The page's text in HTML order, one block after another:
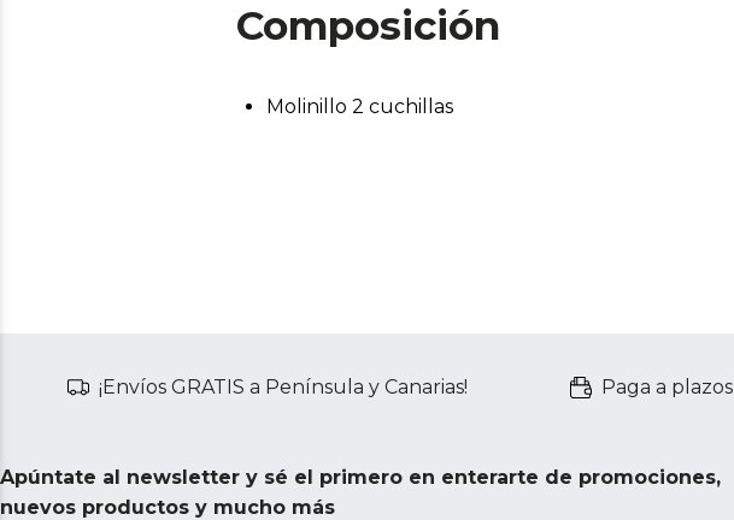
Composición
Molinillo 2 cuchillas
¡Envíos GRATIS a Península y Canarias! Paga a plazos
Apúntate al newsletter y sé el primero en enterarte de promociones,
nuevos productos y mucho más